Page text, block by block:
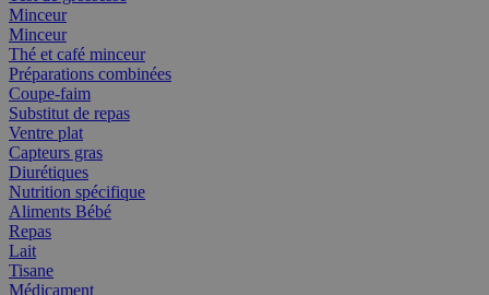
Minceur
Minceur
Thé et café minceur
Préparations combinées
Coupe-faim
Substitut de repas
Ventre plat
Capteurs gras
Diurétiques
Nutrition spécifique
Aliments Bébé
Repas
Lait
Tisane
Médicament